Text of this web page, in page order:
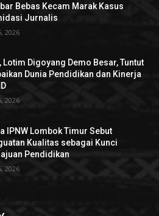
Bebas Kecam Marak Kasus
Jurnalis
2026
Lotim Digoyang Demo Besar, Tuntut
Dunia Pendidikan dan Kinerja
2026
IPNW Lombok Timur Sebut
Kualitas sebagai Kunci
Pendidikan
2026